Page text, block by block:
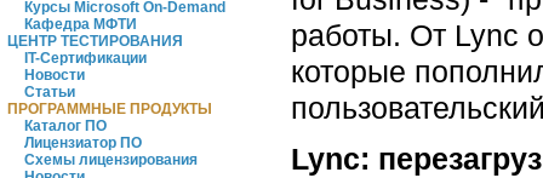
Курсы Microsoft On-Demand
Кафедра МФТИ
ЦЕНТР ТЕСТИРОВАНИЯ
IT-Сертификации
Новости
Статьи
ПРОГРАММНЫЕ ПРОДУКТЫ
Каталог ПО
Лицензиатор ПО
Схемы лицензирования
работы. От Lync
которые
Lync: